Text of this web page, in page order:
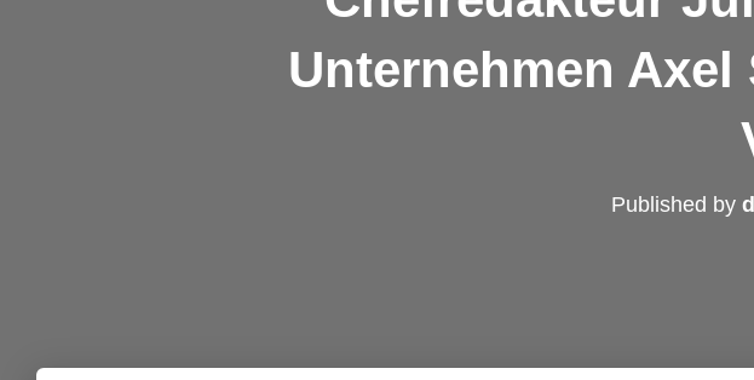
Unternehmen
Published by